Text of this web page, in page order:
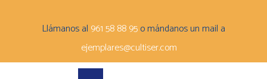
Llámanos al 961 58 88 95o mándanos un mail a
ejemplares@cultiser.com